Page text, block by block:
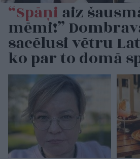
“Spāņiaiz
mēmi!”
sacēlusi vētru
ko par to domā